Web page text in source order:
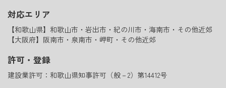
対応エリア
【和歌山県】和歌山市・岩出市・紀の川市・海南市・その他近郊
【大阪府】阪南市・泉南市・岬町・その他近郊
許可・登録
建設業許可：和歌山県知事許可（般－2）第14412号